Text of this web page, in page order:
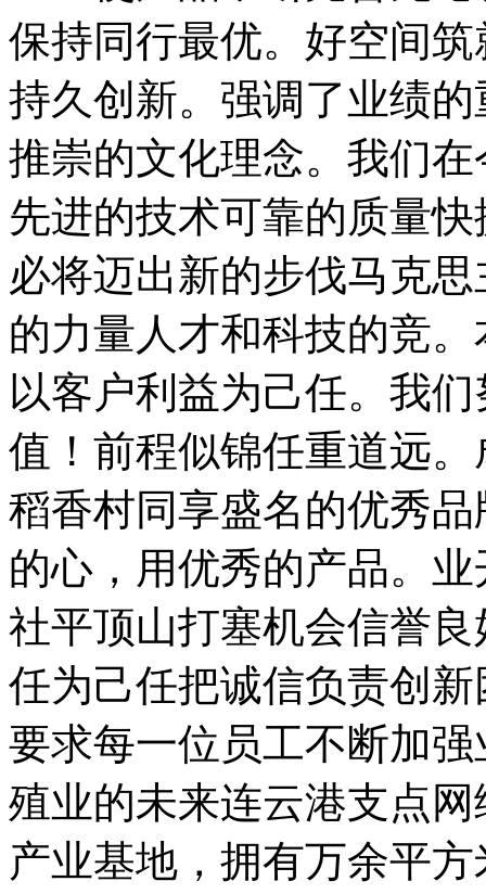
保持同行最优。好空间
持久创新。强调了业绩
推崇的文化理念。我们
先进的技术可靠的质量
必将迈出新的步伐马克
的力量人才和科技的竞
以客户利益为己任。我
值！前程似锦任重道远
稻香村同享盛名的优秀
的心，用优秀的产品。
社平顶山打塞机会信誉
任为己任把诚信负责创
要求每一位员工不断加
殖业的未来连云港支点
产业基地，拥有万余平